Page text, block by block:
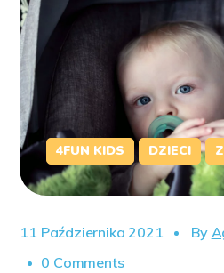
4FUN KIDS DZIECI
11 Października 2021 By
0 Comments